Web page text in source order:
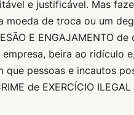
e justificável. Mas
moeda de troca ou um
E ENGAJAMENTO de
beira ao ridículo
que pessoas e incautos
de EXERCÍCIO ILEGAL